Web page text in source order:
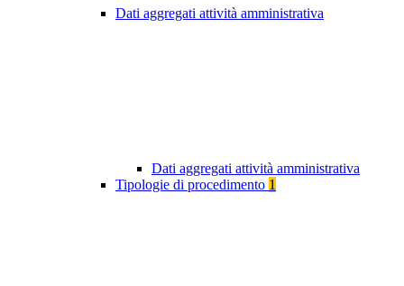
Dati aggregati attività amministrativa
Dati aggregati attività amministrativa
Tipologie di procedimento 1